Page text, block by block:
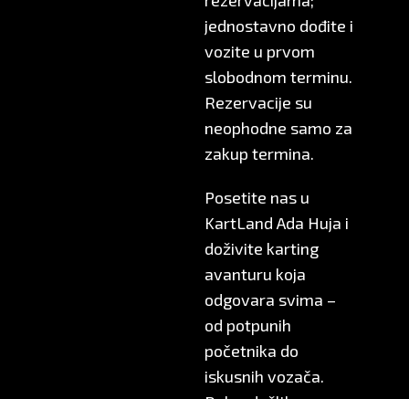
jednostavno dođite i
vozite u prvom
slobodnom terminu.
Rezervacije su
neophodne samo za
zakup termina.
Posetite nas u
KartLand Ada Huja i
doživite karting
avanturu koja
odgovara svima –
od potpunih
početnika do
iskusnih vozača.